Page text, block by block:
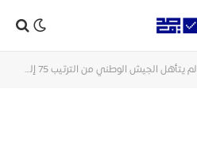
لم يتأهل الجيش الوطني من الترتيب 75 إلى 50 عالمياً ولا من الترتيب 10 إلى7 عربياً